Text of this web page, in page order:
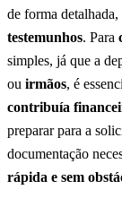
de forma
testemunhos. Para
simples, já que a
ou irmãos, é
contribuía
preparar para a
documentação
rápida e sem